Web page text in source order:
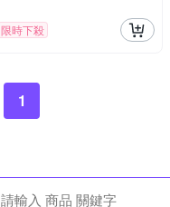
限時下殺
1